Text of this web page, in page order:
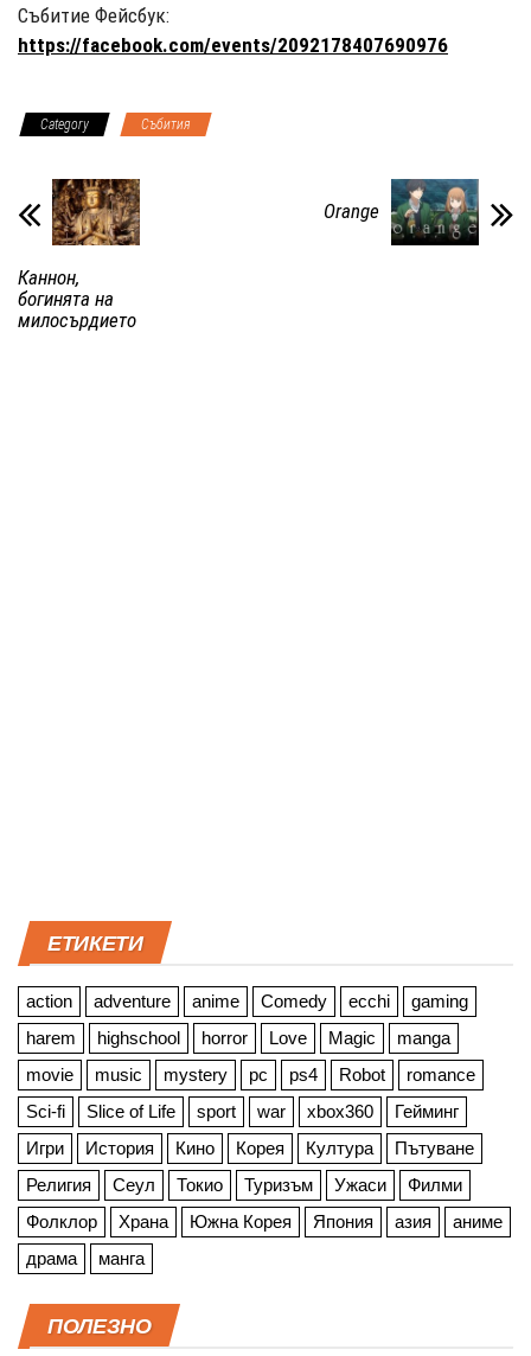
Събитие Фейсбук:
https://facebook.com/events/2092178407690976
Category Събития
Каннон,
богинята на
милосърдието
Orange
ЕТИКЕТИ
action adventure anime Comedy ecchi
gaming
harem
highschool horror Love Magic
manga
movie
music mystery pc ps4 Robot
romance
Sci-fi
Slice of Life sport war xbox360
Гейминг
Игри
История Кино Корея Култура
Пътуване
Религия
Сеул Токио Туризъм Ужаси
Филми
Фолклор
Храна Южна Корея Япония азия
аниме
драма
манга
ПОЛЕЗНО